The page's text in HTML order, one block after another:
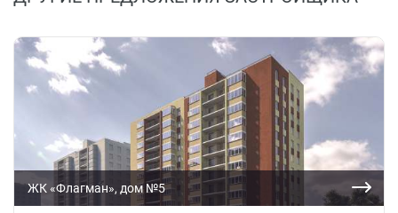
ЖК «Флагман», дом №5